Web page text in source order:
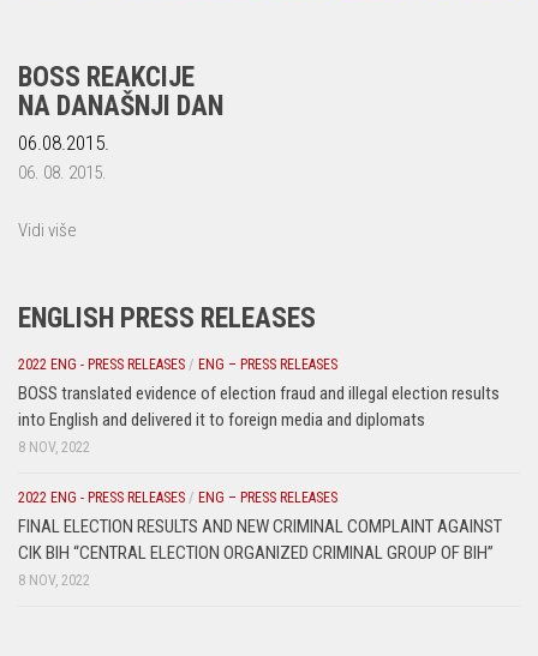
BOSS REAKCIJE
NA DANAŠNJI DAN
06.08.2015.
06. 08. 2015.
Vidi više
ENGLISH PRESS RELEASES
2022 ENG - PRESS RELEASES / ENG – PRESS RELEASES
BOSS translated evidence of election fraud and illegal election results
into English and delivered it to foreign media and diplomats
8 NOV, 2022
2022 ENG - PRESS RELEASES / ENG – PRESS RELEASES
FINAL ELECTION RESULTS AND NEW CRIMINAL COMPLAINT AGAINST
CIK BIH “CENTRAL ELECTION ORGANIZED CRIMINAL GROUP OF BIH”
8 NOV, 2022